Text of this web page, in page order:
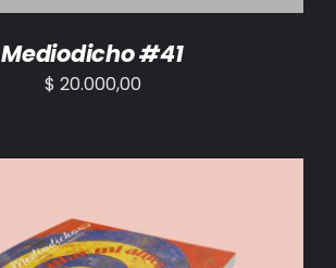
Mediodicho #41
$ 20.000,00